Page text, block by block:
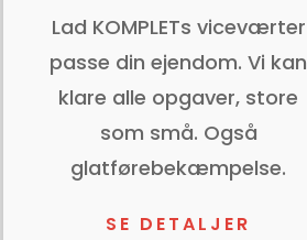
Lad KOMPLETs viceværter
passe din ejendom. Vi kan
klare alle opgaver, store
som små. Også
glatførebekæmpelse.
SE DETALJER